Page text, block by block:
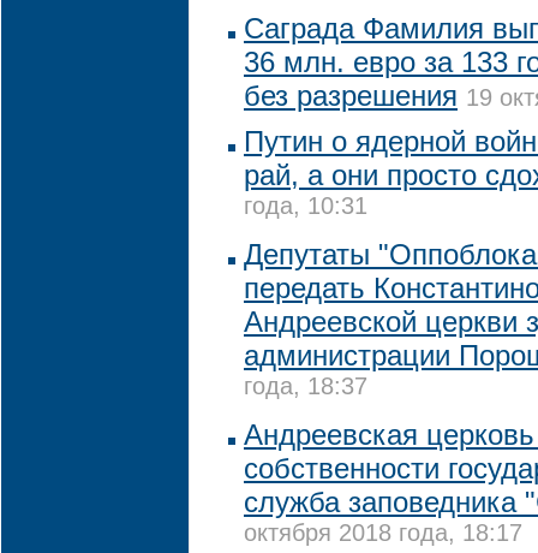
Саграда Фамилия
36 млн. евро за 133
без разрешения 19
Путин о ядерной
рай, а они просто
года, 10:31
Депутаты
передать
Андреевской церкви
администрации
года, 18:37
Андреевская
собственности
служба заповедника
октября 2018 года, 18:17